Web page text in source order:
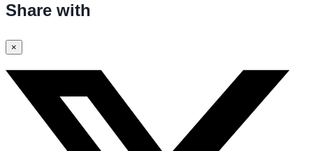
Share with
×